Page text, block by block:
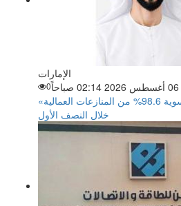
الإمارات
0
«الموارد البشرية والتوطين»: تسوية 98.6% من المنازعات العمالية
خلال النصف الأول